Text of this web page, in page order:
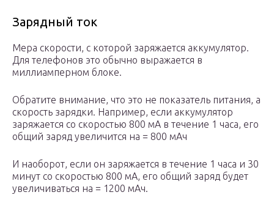
Зарядный ток
Мера скорости, с которой заряжается аккумулятор.
Для телефонов это обычно выражается в
миллиамперном блоке.
Обратите внимание, что это не показатель питания, а
скорость зарядки. Например, если аккумулятор
заряжается со скоростью 800 мА в течение 1 часа, его
общий заряд увеличится на = 800 мАч
И наоборот, если он заряжается в течение 1 часа и 30
минут со скоростью 800 мА, его общий заряд будет
увеличиваться на = 1200 мАч.